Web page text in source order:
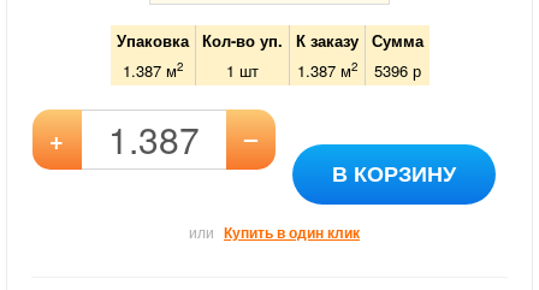
Упаковка Кол-во уп. К заказу
Сумма
1.387 м2 1 шт 1.387м2 5396р
+ –
В КОРЗИНУ
или Купить в один клик